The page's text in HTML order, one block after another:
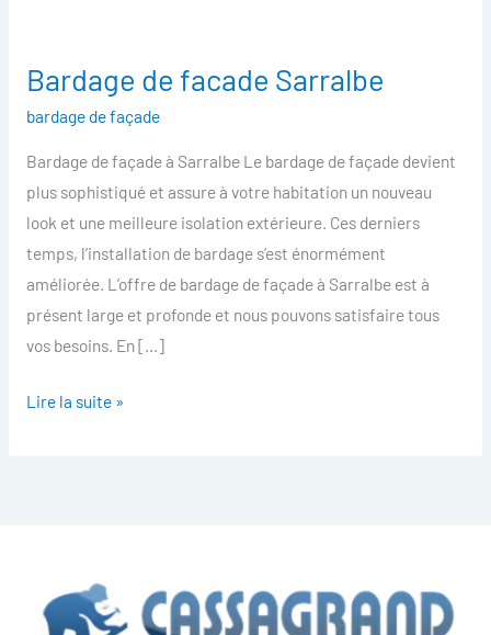
Bardage de facade Sarralbe
bardage de façade
Bardage de façade à Sarralbe Le bardage de façade devient
plus sophistiqué et assure à votre habitation un nouveau
look et une meilleure isolation extérieure. Ces derniers
temps, l’installation de bardage s’est énormément
améliorée. L’offre de bardage de façade à Sarralbe est à
présent large et profonde et nous pouvons satisfaire tous
vos besoins. En […]
Bardage
Sarralbe
Lire la suite »